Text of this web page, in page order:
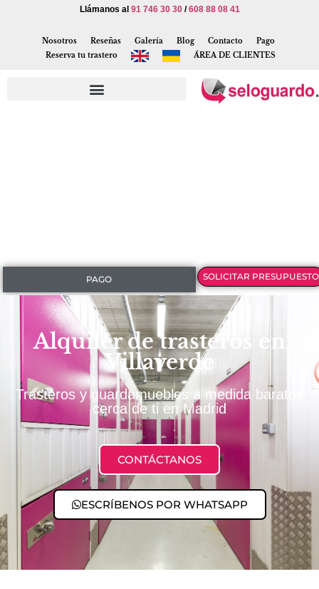
Llámanos al 91 746 30 30/608 88 08 41
Nosotros Reseñas Galería Blog Contacto
Pago
Reserva tu trastero
ÁREA DE CLIENTES
PAGO SOLICITAR PRESUPUESTO
Alquiler de trasteros en
Villaverde
Trasteros y guardamuebles a medida baratos
cerca de ti en Madrid
CONTÁCTANOS
ESCRÍBENOS POR WHATSAPP